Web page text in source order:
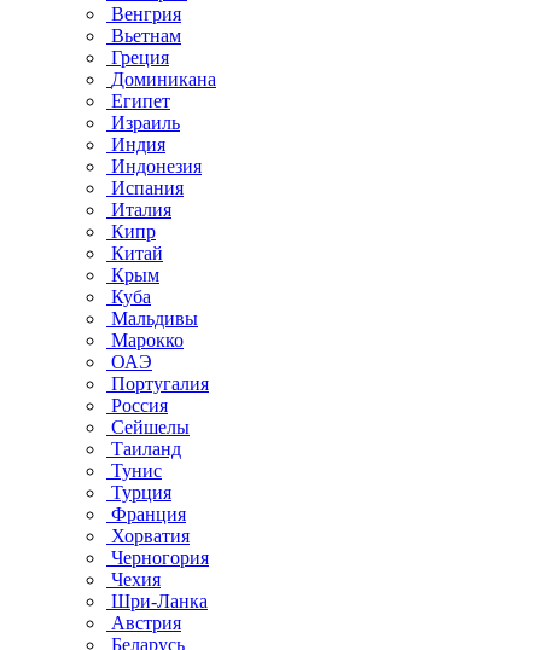
Венгрия
Вьетнам
Греция
Доминикана
Египет
Израиль
Индия
Индонезия
Испания
Италия
Кипр
Китай
Крым
Куба
Мальдивы
Марокко
ОАЭ
Португалия
Россия
Сейшелы
Таиланд
Тунис
Турция
Франция
Хорватия
Черногория
Чехия
Шри-Ланка
Австрия
Беларусь